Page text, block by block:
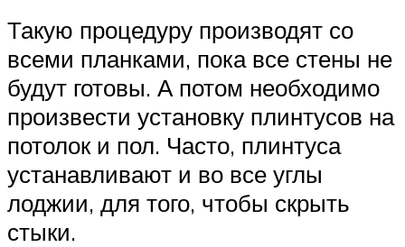
Такую процедуру производят со
всеми планками, пока все стены не
будут готовы. А потом необходимо
произвести установку плинтусов на
потолок и пол. Часто, плинтуса
устанавливают и во все углы
лоджии, для того, чтобы скрыть
стыки.